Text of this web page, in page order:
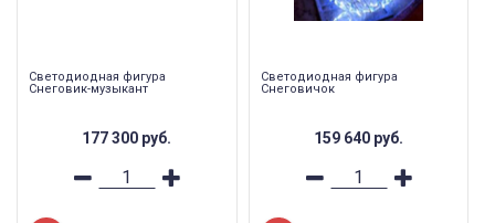
Светодиодная фигура
Снеговик-музыкант
177 300 руб.
Светодиодная фигура
Снеговичок
159 640 руб.